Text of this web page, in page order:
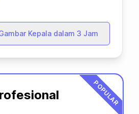
Kepala dalam 3 Jam
POPULAR